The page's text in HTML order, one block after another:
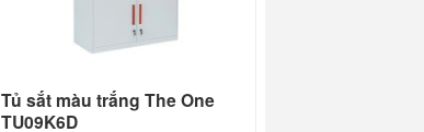
Tủ sắt màu trắng The One
TU09K6D